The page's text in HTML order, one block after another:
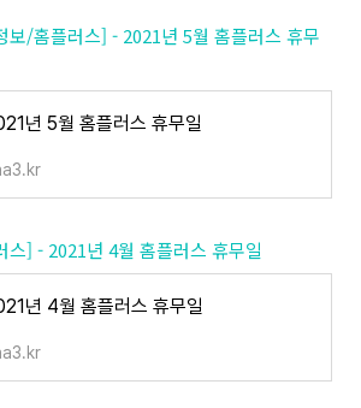
보/홈플러스] - 2021년 5월 홈플러스 휴무
년 5월 홈플러스 휴무일
스] - 2021년 4월 홈플러스 휴무일
년 4월 홈플러스 휴무일